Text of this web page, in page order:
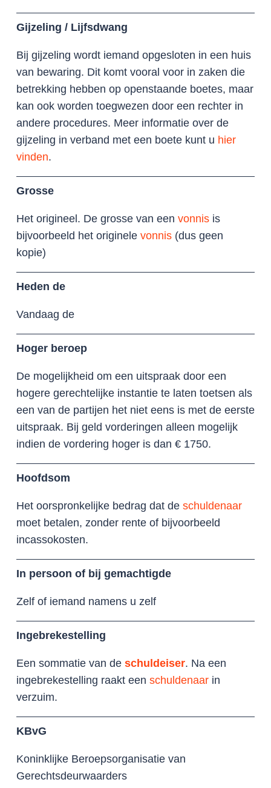
Gijzeling / Lijfsdwang
Bij gijzeling wordt iemand opgesloten in een huis
van bewaring. Dit komt vooral voor in zaken die
betrekking hebben op openstaande boetes, maar
kan ook worden toegwezen door een rechter in
andere procedures. Meer informatie over de
gijzeling in verband met een boete kunt u hier
vinden.
Grosse
Het origineel. De grosse van een vonnis is
bijvoorbeeld het originele vonnis (dus geen
kopie)
Heden de
Vandaag de
Hoger beroep
De mogelijkheid om een uitspraak door een
hogere gerechtelijke instantie te laten toetsen als
een van de partijen het niet eens is met de eerste
uitspraak. Bij geld vorderingen alleen mogelijk
indien de vordering hoger is dan € 1750.
Hoofdsom
Het oorspronkelijke bedrag dat de schuldenaar
moet betalen, zonder rente of bijvoorbeeld
incassokosten.
In persoon of bij gemachtigde
Zelf of iemand namens u zelf
Ingebrekestelling
Een sommatie van de schuldeiser. Na een
ingebrekestelling raakt een schuldenaar in
verzuim.
KBvG
Koninklijke Beroepsorganisatie van
Gerechtsdeurwaarders